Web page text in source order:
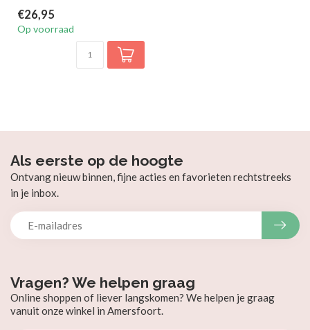
€26,95
Op voorraad
Vragen? We helpen graag
Online shoppen of liever langskomen? We helpen je graag
vanuit onze winkel in Amersfoort.
Als eerste op de hoogte
Ontvang nieuw binnen, fijne acties en favorieten rechtstreeks
in je inbox.